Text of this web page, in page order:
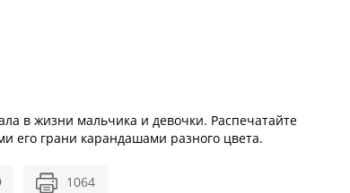
в жизни мальчика и девочки. Распечатайте
его грани карандашами разного цвета.
1064